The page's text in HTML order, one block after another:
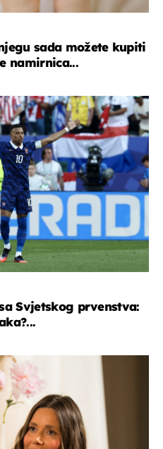
sada možete kupiti
namirnica...
Svjetskog prvenstva: